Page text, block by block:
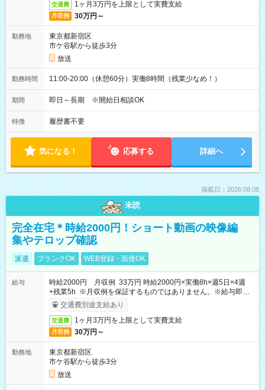
交通費 1ヶ月3万円を上限として実費支給
月収例 30万円～
勤務地
東京都新宿区
市ケ谷駅から徒歩3分
放送
勤務時間 11:00-20:00（休憩60分）実働8時間（残業少なめ！）
期間 即日～長期 ※開始日相談OK
特徴 履歴書不要
気になる！ 応募する 詳細へ
掲載日：2026.08.08
未読
完全在宅＊時給2000円！ショート動画の映像編
集やテロップ確認
派遣 ブランクOK WEB登録・面接OK
給与
時給2000円 月収例 33万円 時給2000円×実働8h×週5日×4週
+残業5h ※月収例を保証するものではありません。※給与即受
取りサービス利用可（利用条件有）
交通費別途支給あり
交通費 1ヶ月3万円を上限として実費支給
月収例 30万円～
勤務地
東京都新宿区
市ケ谷駅から徒歩3分
放送